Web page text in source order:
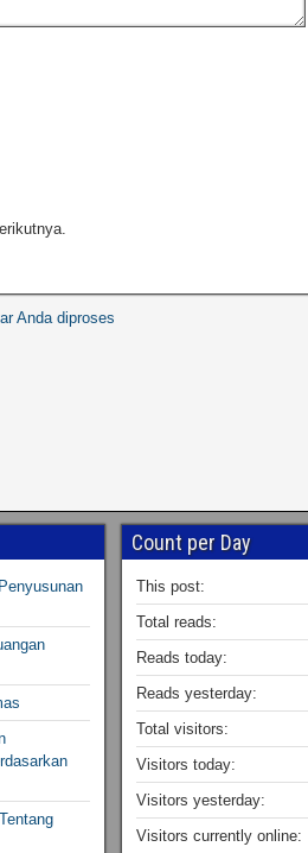
Anda diproses
Count per Day
This post:
Total reads:
Reads today:
Reads yesterday:
Total visitors:
Visitors today:
Visitors yesterday:
Visitors currently online: